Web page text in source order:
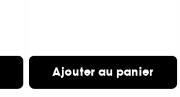
Ajouter au panier